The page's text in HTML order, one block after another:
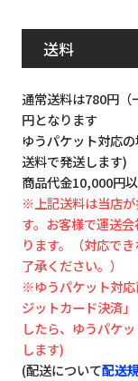
送料
通常送料は780円
円となります
ゆうパケット対応
送料で発送します)
商品代金10,000円
※上記送料は当店
す。お客様で運送
ります。（対応で
了承ください。）
※ゆうパケット対応
ジットカード決済
したら、ゆうパケ
します)
(配送について配送